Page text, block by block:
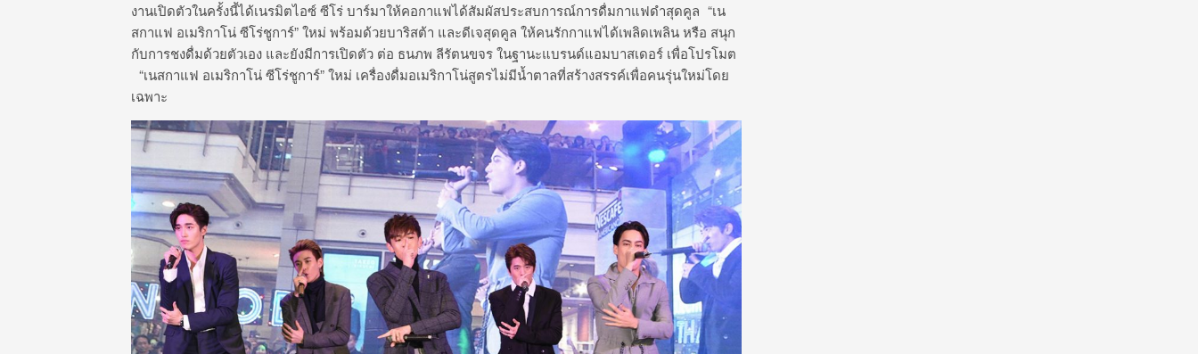
งานเปิดตัวในครั้งนี้ได้เนรมิตไอซ์ ซีโร่ บาร์มาให้คอกาแฟได้สัมผัสประสบการณ์การดื่มกาแฟดำสุดคูล “เน
สกาแฟ อเมริกาโน่ ซีโร่ชูการ์” ใหม่ พร้อมด้วยบาริสต้า และดีเจสุดคูล ให้คนรักกาแฟได้เพลิดเพลิน หรือ สนุก
กับการชงดื่มด้วยตัวเอง และยังมีการเปิดตัว ต่อ ธนภพ ลีรัตนขจร ในฐานะแบรนด์แอมบาสเดอร์ เพื่อโปรโมต
“เนสกาแฟ อเมริกาโน่ ซีโร่ชูการ์” ใหม่ เครื่องดื่มอเมริกาโน่สูตรไม่มีน้ำตาลที่สร้างสรรค์เพื่อคนรุ่นใหม่โดย
เฉพาะ